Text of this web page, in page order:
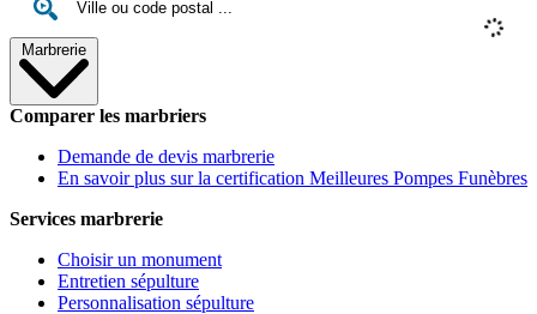
Marbrerie
Comparer les marbriers
Demande de devis marbrerie
En savoir plus sur la certification Meilleures Pompes Funèbres
Services marbrerie
Choisir un monument
Entretien sépulture
Personnalisation sépulture